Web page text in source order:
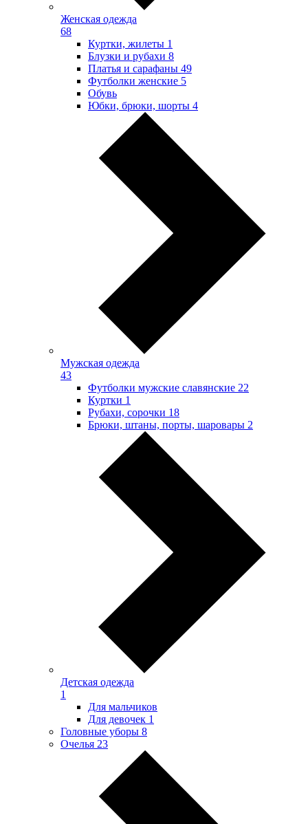
Женская одежда
68
Куртки, жилеты 1
Блузки и рубахи 8
Платья и сарафаны 49
Футболки женские 5
Обувь
Юбки, брюки, шорты 4
Мужская одежда
43
Футболки мужские славянские 22
Куртки 1
Рубахи, сорочки 18
Брюки, штаны, порты, шаровары 2
Детская одежда
1
Для мальчиков
Для девочек 1
Головные уборы 8
Очелья 23